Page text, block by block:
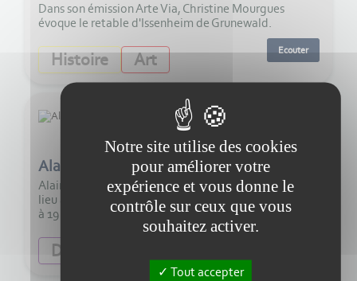
Dans son émission Arte Via, Christine Mourgues
évoque le retable d'Issenheim de Grunewald.
Histoire Art Ecouter
11:00
Alain Leclerc - La fête Romaine d'Eysses
Alain Leclerc nous parle de la Fête romaine qui aura
lieu à la plaine d’Eysses dimanche 9 août de 10 heures
à 19 heures.
Diversité
Notre site utilise des cookies
pour améliorer votre
expérience et vous donne le
contrôle sur ceux que vous
souhaitez activer.
Tout accepter